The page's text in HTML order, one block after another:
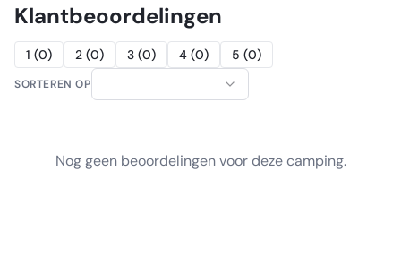
Klantbeoordelingen
1 (0) 2 (0) 3 (0) 4 (0) 5 (0)
SORTEREN OP
Nog geen beoordelingen voor deze camping.